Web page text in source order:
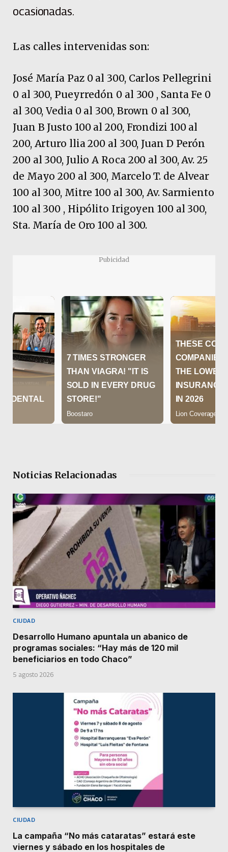
ocasionadas.
Las calles intervenidas son:
José María Paz 0 al 300, Carlos Pellegrini
0 al 300, Pueyrredón 0 al 300 , Santa Fe 0
al 300, Vedia 0 al 300, Brown 0 al 300,
Juan B Justo 100 al 200, Frondizi 100 al
200, Arturo llia 200 al 300, Juan D Perón
200 al 300, Julio A Roca 200 al 300, Av. 25
de Mayo 200 al 300, Marcelo T. de Alvear
100 al 300, Mitre 100 al 300, Av. Sarmiento
100 al 300 , Hipólito Irigoyen 100 al 300,
Sta. María de Oro 100 al 300.
Pubicidad
Noticias Relacionadas
CIUDAD
Desarrollo Humano apuntala un abanico de
programas sociales: “Hay más de 120 mil
beneficiarios en todo Chaco”
5 agosto 2026
CIUDAD
La campaña “No más cataratas” estará este
viernes y sábado en los hospitales de